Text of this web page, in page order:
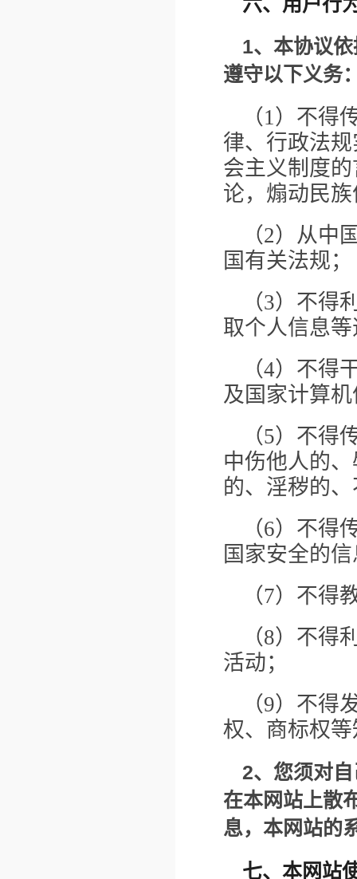
1、本协议
遵守以下义务
（1）不得
律、行政法
会主义制度
论，煽动民
（2）从中
国有关法规；
（3）不得
取个人信息
（4）不得
及国家计算
（5）不得
中伤他人的
的、淫秽的
（6）不得
国家安全的
（7）不得
（8）不得
活动；
（9）不得
权、商标权
2、您须对
在本网站上散
息，本网站的
七、本网站